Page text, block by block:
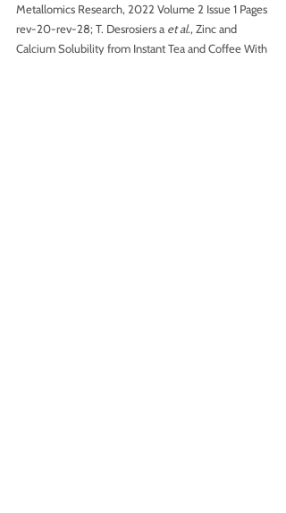
Metallomics Research, 2022 Volume 2 Issue 1 Pages
rev-20-rev-28; T. Desrosiers a et al., Zinc and
Calcium Solubility from Instant Tea and Coffee With